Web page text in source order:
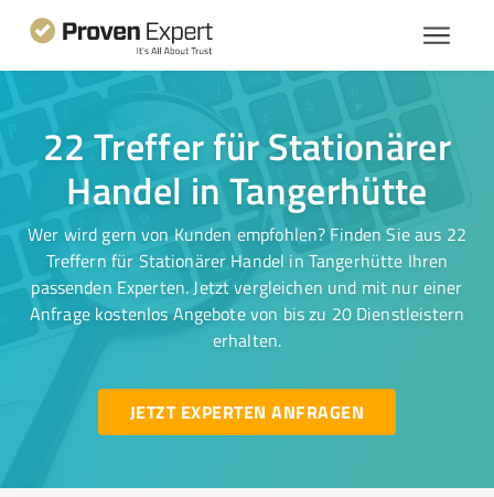
22 Treffer für Stationärer
Handel in Tangerhütte
Wer wird gern von Kunden empfohlen? Finden Sie aus 22
Treffern für Stationärer Handel in Tangerhütte Ihren
passenden Experten. Jetzt vergleichen und mit nur einer
Anfrage kostenlos Angebote von bis zu 20 Dienstleistern
erhalten.
JETZT EXPERTEN ANFRAGEN